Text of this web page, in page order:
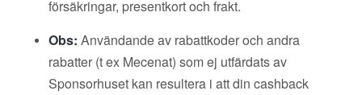
försäkringar, presentkort och frakt.
Obs: Användande av rabattkoder och andra
rabatter (t ex Mecenat) som ej utfärdats av
Sponsorhuset kan resultera i att din cashback